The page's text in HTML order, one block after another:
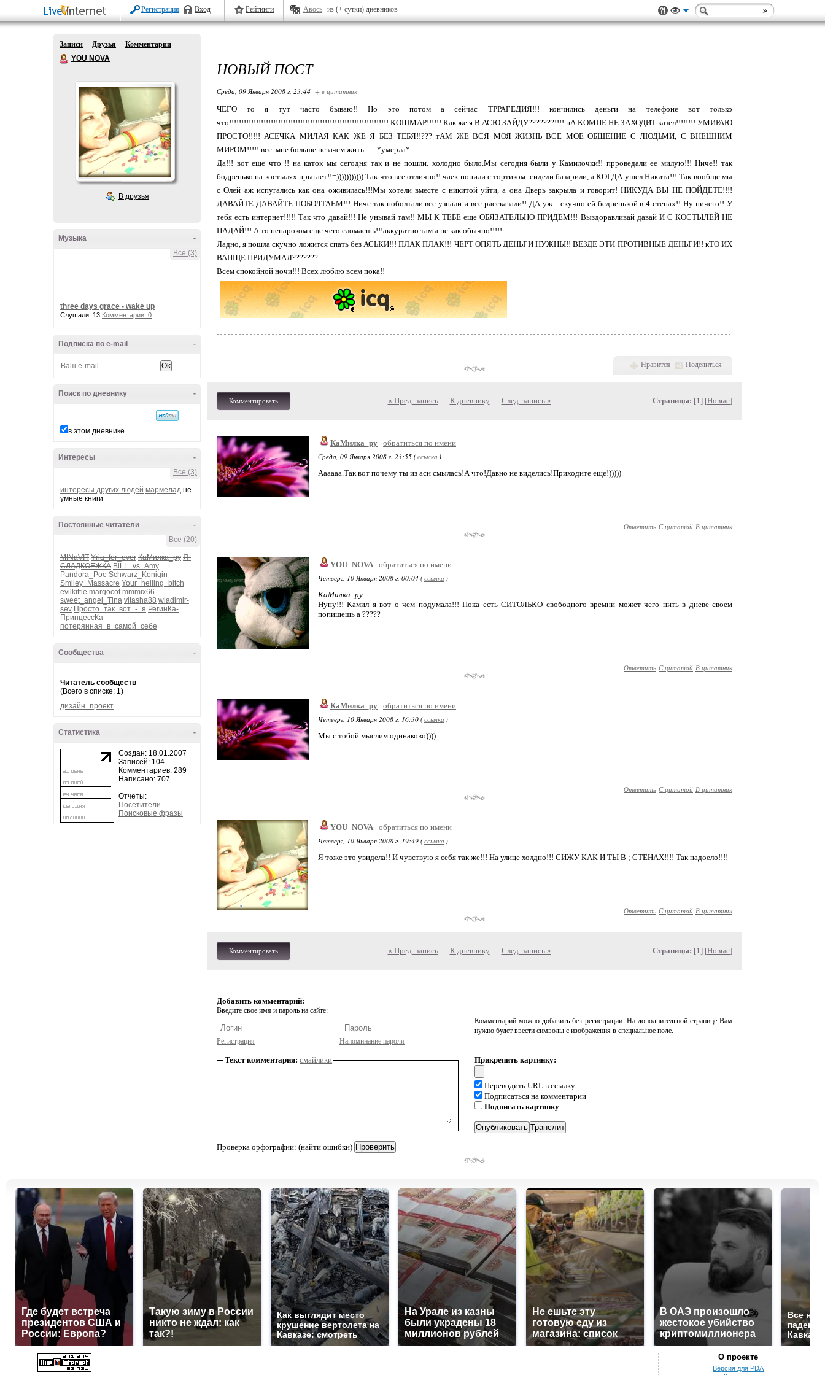
Регистрация Вход Рейтинги Авось из (+ сутки) дневников
Записи Друзья
Комментарии
YOU NOVA
В друзья
-
Музыка
Все (3)
three days grace - wake up
Слушали: 13 Комментарии: 0
-
Подписка по e-mail
-
Поиск по дневнику
в этом дневнике
-
Интересы
Все (3)
интересы других людей мармелад не
умные книги
-
Постоянные читатели
Все (20)
MINaVIT Yria_for_ever КаМилка_ру Я-
СЛАДКОЕЖКА BiLL_vs_Amy
Pandora_Poe Schwarz_Konigin
Smiley_Massacre Your_heiling_bitch
evilkittie margocot mmmix66
sweet_angel_Tina vitasha88 wladimir-
sev Просто_так_вот_-_я РегинКа-
ПринцессКа
потерянная_в_самой_себе
-
Сообщества
Читатель сообществ
(Всего в списке: 1)
дизайн_проект
-
Статистика
Создан: 18.01.2007
Записей: 104
Комментариев: 289
Написано: 707
Отчеты:
Посетители
Поисковые фразы
НОВЫЙ ПОСТ
Среда, 09 Января 2008 г. 23:44 + в цитатник
ЧЕГО то я тут часто бываю!! Но это потом а сейчас ТРРАГЕДИЯ!!! кончились деньги на телефоне вот только
что!!!!!!!!!!!!!!!!!!!!!!!!!!!!!!!!!!!!!!!!!!!!!!!!!!!!!!!!!!!!!!!!! КОШМАР!!!!!! Как же я В АСЮ ЗАЙДУ???????!!!! нА КОМПЕ НЕ ЗАХОДИТ казел!!!!!!!! УМИРАЮ
ПРОСТО!!!!! АСЕЧКА МИЛАЯ КАК ЖЕ Я БЕЗ ТЕБЯ!!??? тАМ ЖЕ ВСЯ МОЯ ЖИЗНЬ ВСЕ МОЕ ОБЩЕНИЕ С ЛЮДЬМИ, С ВНЕШНИМ
МИРОМ!!!!! все. мне больше незачем жить.......*умерла*
Да!!! вот еще что !! на каток мы сегодня так и не пошли. холодно было.Мы сегодня были у Камилочки!! прроведали ее милую!!! Ниче!! так
бодренько на костылях прыгает!!=))))))))))) Так что все отлично!! чаек попили с тортиком. сидели базарили, а КОГДА ушел Никита!!! Так вообще мы
с Олей аж испугались как она оживилась!!!Мы хотели вместе с никитой уйти, а она Дверь закрыла и говорит! НИКУДА ВЫ НЕ ПОЙДЕТЕ!!!!
ДАВАЙТЕ ДАВАЙТЕ ПОБОЛТАЕМ!!! Ниче так поболтали все узнали и все рассказали!! ДА уж... скучно ей бедненькой в 4 стенах!! Ну ничего!! У
тебя есть интернет!!!!! Так что давай!!! Не унывай там!! МЫ К ТЕБЕ еще ОБЯЗАТЕЛЬНО ПРИДЕМ!!! Выздоравливай давай И С КОСТЫЛЕЙ НЕ
ПАДАЙ!!! А то ненароком еще чего сломаешь!!!аккуратно там а не как обычно!!!!!
Ладно, я пошла скучно ложится спать без АСЬКИ!!! ПЛАК ПЛАК!!! ЧЕРТ ОПЯТЬ ДЕНЬГИ НУЖНЫ!! ВЕЗДЕ ЭТИ ПРОТИВНЫЕ ДЕНЬГИ!! кТО ИХ
ВАПЩЕ ПРИДУМАЛ???????
Всем спокойной ночи!!! Всех люблю всем пока!!
Нравится Поделиться
Комментировать « Пред. запись— К дневнику — След. запись » Страницы: [1] [Новые]
КаМилка_ру обратиться по имени
Среда, 09 Января 2008 г. 23:55 (ссылка )
Аааааа.Так вот почему ты из аси смылась!А что!Давно не виделись!Приходите еще!)))))
Ответить С цитатой В цитатник
YOU_NOVA обратиться по имени
Четверг, 10 Января 2008 г. 00:04 (ссылка )
КаМилка_ру
Нуну!!! Камил я вот о чем подумала!!! Пока есть СИТОЛЬКО свободного времни может чего нить в дневе своем
попишешь а ?????
Ответить С цитатой В цитатник
КаМилка_ру обратиться по имени
Четверг, 10 Января 2008 г. 16:30 (ссылка )
Мы с тобой мыслим одинаково))))
Ответить С цитатой В цитатник
YOU_NOVA обратиться по имени
Четверг, 10 Января 2008 г. 19:49 (ссылка )
Я тоже это увидела!! И чувствую я себя так же!!! На улице холдно!!! СИЖУ КАК И ТЫ В ; СТЕНАХ!!!! Так надоело!!!!
Ответить С цитатой В цитатник
Комментировать « Пред. запись— К дневнику — След. запись » Страницы: [1] [Новые]
Добавить комментарий:
Введите свое имя и пароль на сайте:
Регистрация Напоминание пароля
Комментарий можно добавить без регистрации. На дополнительной странице Вам
нужно будет ввести символы с изображения в специальное поле.
Текст комментария: смайлики
Проверка орфографии: (найти ошибки)
Прикрепить картинку:
Переводить URL в ссылку
Подписаться на комментарии
Подписать картинку
Где будет встреча
президентов США и
России: Европа?
Такую зиму в России
никто не ждал: как
так?!
Как выглядит место
крушение вертолета на
Кавказе: смотреть
На Урале из казны
были украдены 18
миллионов рублей
Не ешьте эту
готовую еду из
магазина: список
В ОАЭ произошло
жестокое убийство
криптомиллионера
Все
О проекте
Версия для PDA